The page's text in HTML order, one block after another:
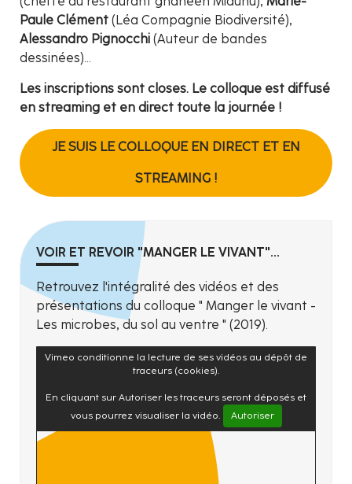
Paule Clément (Léa Compagnie Biodiversité),
Alessandro Pignocchi (Auteur de bandes
dessinées)...
Les inscriptions sont closes. Le colloque est diffusé
en streaming et en direct toute la journée !
JE SUIS LE COLLOQUE EN DIRECT ET EN
STREAMING !
VOIR ET REVOIR "MANGER LE VIVANT"...
Retrouvez l'intégralité des vidéos et des
présentations du colloque " Manger le vivant -
Les microbes, du sol au ventre " (2019).
Vimeo conditionne la lecture de ses vidéos au dépôt de
traceurs (cookies).
En cliquant sur Autoriser les traceurs seront déposés et
vous pourrez visualiser la vidéo.
Autoriser